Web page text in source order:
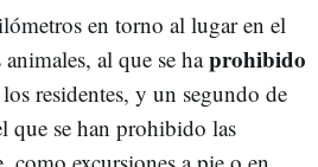
en torno al lugar en el
al que se haprohibido
residentes, y un segundo de
que se han prohibido las